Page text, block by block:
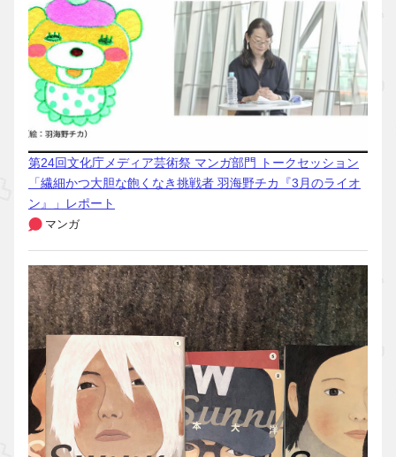
第24回文化庁メディア芸術祭 マンガ部門 トークセッション
「繊細かつ大胆な飽くなき挑戦者 羽海野チカ『3月のライオ
ン』」レポート
マンガ